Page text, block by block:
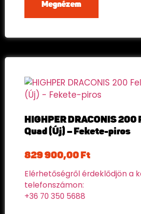
Megnézem
HIGHPER DRACONIS 200
Quad (Új) – Fekete-piros
829 900,00Ft
Elérhetőségről érdeklődjön a
telefonszámon:
+36 70 350 5688